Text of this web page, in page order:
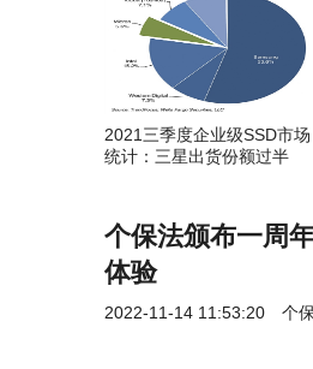
2021三季度企业级SSD市场
统计：三星出货份额过半
个保法颁布一周
体验
2022-11-14 11:53:20 个